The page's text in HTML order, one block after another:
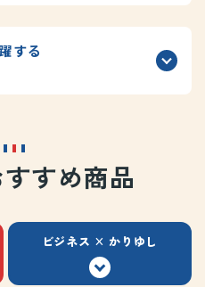
する
すすめ商品
ビジネス × かりゆし